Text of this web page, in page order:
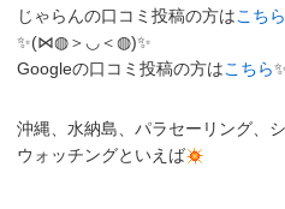
じゃらんの口コミ投稿の方はこちら
✨(⋈◍＞◡＜◍)✨
Googleの口コミ投稿の方はこちら
沖縄、水納島、パラセーリング、
ウォッチングといえば